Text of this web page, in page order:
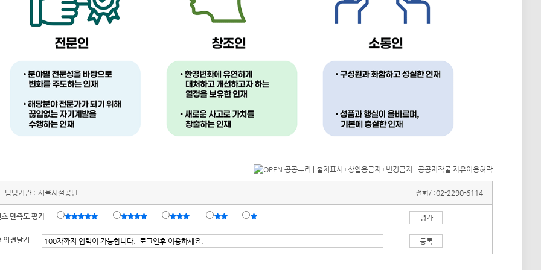
담당기관 : 서울시설공단 전화/ :02-2290-6114
츠 만족도 평가
의견달기